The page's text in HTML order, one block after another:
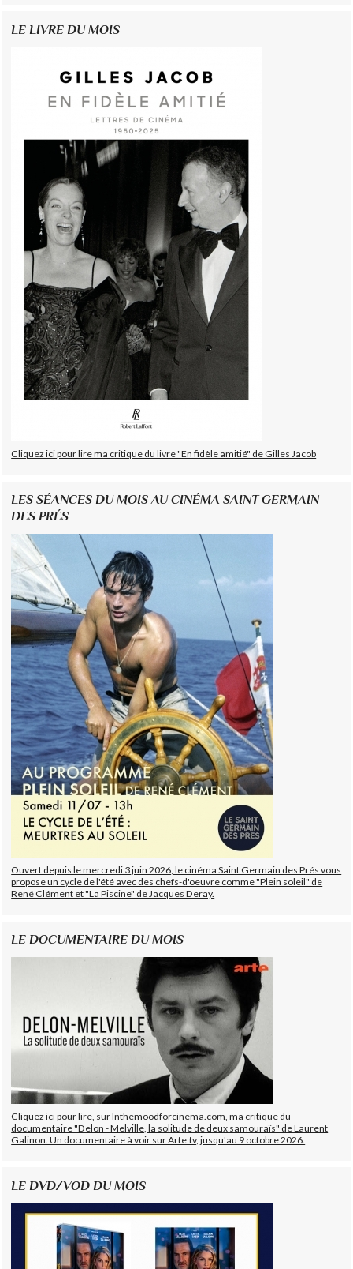
LE LIVRE DU MOIS
Cliquez ici pour lire ma critique du livre "En fidèle amitié" de Gilles Jacob
LES SÉANCES DU MOIS AU CINÉMA SAINT GERMAIN
DES PRÉS
Ouvert depuis le mercredi 3 juin 2026, le cinéma Saint Germain des Prés vous
propose un cycle de l'été avec des chefs-d'oeuvre comme "Plein soleil" de
René Clément et "La Piscine" de Jacques Deray.
LE DOCUMENTAIRE DU MOIS
Cliquez ici pour lire, sur Inthemoodforcinema.com, ma critique du
documentaire "Delon - Melville, la solitude de deux samouraïs" de Laurent
Galinon. Un documentaire à voir sur Arte.tv, jusqu'au 9 octobre 2026.
LE DVD/VOD DU MOIS